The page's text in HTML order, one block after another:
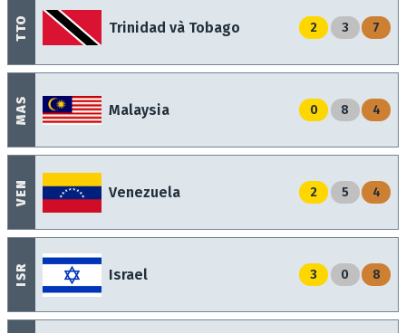
ISR Israel 3 0 8
MAS Malaysia 0 8 4
TTO Trinidad và Tobago 2 3 7
VEN Venezuela 2 5 4